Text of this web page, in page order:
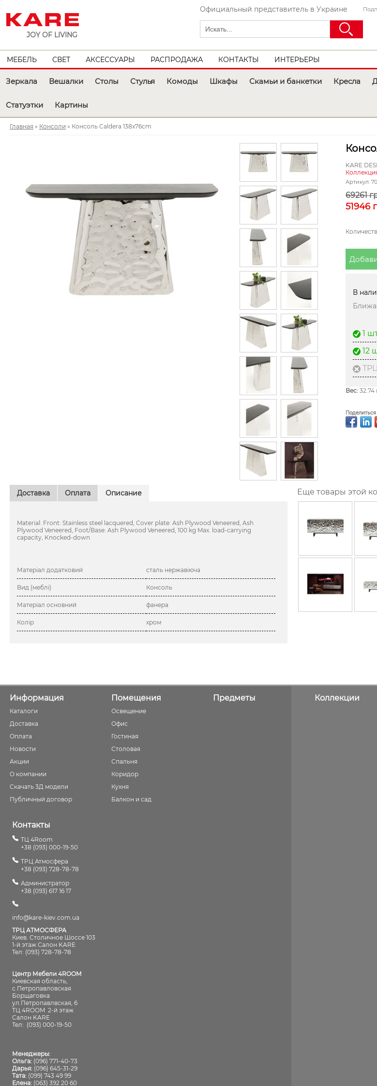
JOY OF LIVING
Официальный представитель в Украине
МЕБЕЛЬ СВЕТ АКСЕССУАРЫ РАСПРОДАЖА КОНТАКТЫ ИНТЕРЬЕРЫ
Зеркала Вешалки Столы Стулья Комоды Шкафы Скамьи и банкетки Кресла
Статуэтки Картины
Главная » Консоли » Консоль Caldera 138x76cm
KARE
Артикул:
69261
51946
В
1
12
Вес: 32.74
Описание
Доставка Оплата
Material: Front: Stainless steel lacquered, Cover plate: Ash Plywood Veneered, Ash
Plywood Veneered, Foot/Base: Ash Plywood Veneered, 100 kg Max. load-carrying
capacity, Knocked-down
Матеріал додатковий сталь нержавіюча
Вид (меблі) Консоль
Матеріал основний фанера
Колір хром
Еще товары этой
Информация
Каталоги
Доставка
Оплата
Новости
Акции
О компании
Скачать 3Д модели
Публичный договор
Контакты
ТЦ 4Room
+38 (093) 000-19-50
ТРЦ Атмосфера
+38 (093) 728-78-78
Администратор
+38 (093) 617 16 17
info@kare-kiev.com.ua
ТРЦ АТМОСФЕРА
Киев. Столичное Шоссе 103
1-й этаж Салон KARE
Тел: (093) 728-78-78
Центр Мебели 4ROOM
Киевская область,
с.Петропавловская
Борщаговка
ул.Петропавлвская, 6
ТЦ 4ROOM 2-й этаж
Салон KARE
Тел: (093) 000-19-50
Менеджеры:
Ольга: (096) 771-40-73
Дарья: (096) 645-31-29
Тата: (099) 743 49 99
Елена: (063) 392 20 60
Помещения
Освещение
Офис
Гостиная
Столовая
Спальня
Коридор
Кухня
Балкон и сад
Предметы Коллекции